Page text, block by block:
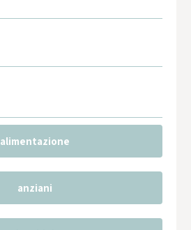
alimentazione
anziani